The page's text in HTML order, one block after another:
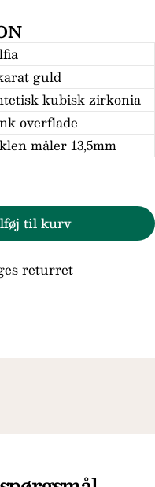
guld
kubisk zirkonia
overflade
måler 13,5mm
14kt Guld
Melfia 14kt Guld
til kurv
returret